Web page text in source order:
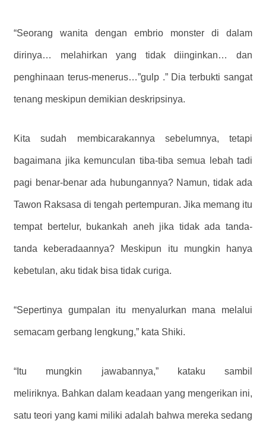
“Seorang wanita dengan embrio monster di dalam
dirinya… melahirkan yang tidak diinginkan… dan
penghinaan terus-menerus…”gulp .” Dia terbukti sangat
tenang meskipun demikian deskripsinya.
Kita sudah membicarakannya sebelumnya, tetapi
bagaimana jika kemunculan tiba-tiba semua lebah tadi
pagi benar-benar ada hubungannya? Namun, tidak ada
Tawon Raksasa di tengah pertempuran. Jika memang itu
tempat bertelur, bukankah aneh jika tidak ada tanda-
tanda keberadaannya? Meskipun itu mungkin hanya
kebetulan, aku tidak bisa tidak curiga.
“Sepertinya gumpalan itu menyalurkan mana melalui
semacam gerbang lengkung,” kata Shiki.
“Itu mungkin jawabannya,” kataku sambil
meliriknya. Bahkan dalam keadaan yang mengerikan ini,
satu teori yang kami miliki adalah bahwa mereka sedang